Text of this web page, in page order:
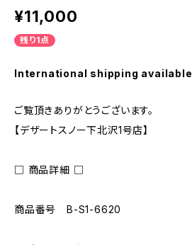
¥11,000
残り1点
International shipping available
ご覧頂きありがとうございます。
【デザートスノー下北沢1号店】
□ 商品詳細 □
商品番号 B-S1-6620